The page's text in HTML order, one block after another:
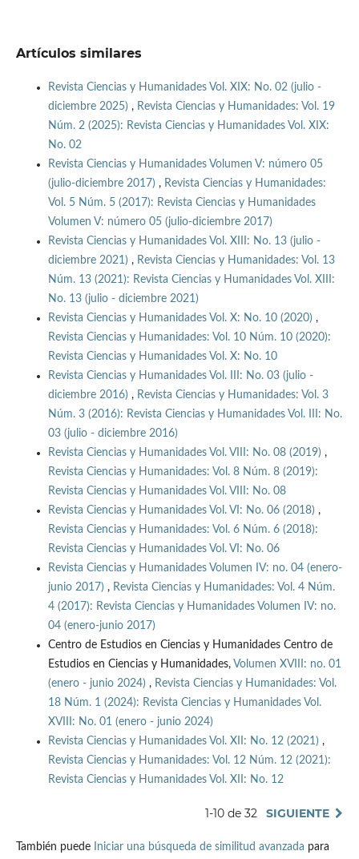
Artículos similares
Revista Ciencias y Humanidades Vol. XIX: No. 02 (julio -
diciembre 2025) , Revista Ciencias y Humanidades: Vol. 19
Núm. 2 (2025): Revista Ciencias y Humanidades Vol. XIX:
No. 02
Revista Ciencias y Humanidades Volumen V: número 05
(julio-diciembre 2017) , Revista Ciencias y Humanidades:
Vol. 5 Núm. 5 (2017): Revista Ciencias y Humanidades
Volumen V: número 05 (julio-diciembre 2017)
Revista Ciencias y Humanidades Vol. XIII: No. 13 (julio -
diciembre 2021) , Revista Ciencias y Humanidades: Vol. 13
Núm. 13 (2021): Revista Ciencias y Humanidades Vol. XIII:
No. 13 (julio - diciembre 2021)
Revista Ciencias y Humanidades Vol. X: No. 10 (2020) ,
Revista Ciencias y Humanidades: Vol. 10 Núm. 10 (2020):
Revista Ciencias y Humanidades Vol. X: No. 10
Revista Ciencias y Humanidades Vol. III: No. 03 (julio -
diciembre 2016) , Revista Ciencias y Humanidades: Vol. 3
Núm. 3 (2016): Revista Ciencias y Humanidades Vol. III: No.
03 (julio - diciembre 2016)
Revista Ciencias y Humanidades Vol. VIII: No. 08 (2019) ,
Revista Ciencias y Humanidades: Vol. 8 Núm. 8 (2019):
Revista Ciencias y Humanidades Vol. VIII: No. 08
Revista Ciencias y Humanidades Vol. VI: No. 06 (2018) ,
Revista Ciencias y Humanidades: Vol. 6 Núm. 6 (2018):
Revista Ciencias y Humanidades Vol. VI: No. 06
Revista Ciencias y Humanidades Volumen IV: no. 04 (enero-
junio 2017) , Revista Ciencias y Humanidades: Vol. 4 Núm.
4 (2017): Revista Ciencias y Humanidades Volumen IV: no.
04 (enero-junio 2017)
Centro de Estudios en Ciencias y Humanidades Centro de
Estudios en Ciencias y Humanidades, Volumen XVIII: no. 01
(enero - junio 2024) , Revista Ciencias y Humanidades: Vol.
18 Núm. 1 (2024): Revista Ciencias y Humanidades Vol.
XVIII: No. 01 (enero - junio 2024)
Revista Ciencias y Humanidades Vol. XII: No. 12 (2021) ,
Revista Ciencias y Humanidades: Vol. 12 Núm. 12 (2021):
Revista Ciencias y Humanidades Vol. XII: No. 12
1-10 de 32 SIGUIENTE
También puede Iniciar una búsqueda de similitud avanzada para